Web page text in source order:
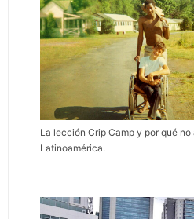
La lección Crip Camp y por qué no
Latinoamérica.